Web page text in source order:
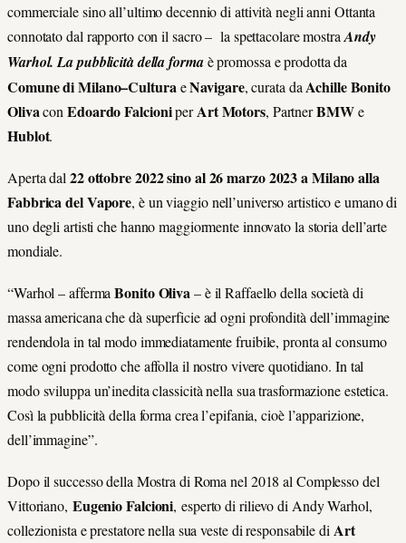
commerciale sino all’ultimo decennio di attività negli anni Ottanta
connotato dal rapporto con il sacro – la spettacolare mostra Andy
Warhol. La pubblicità della formaè promossa e prodotta da
Comunedi Milano–CulturaeNavigare, curata da Achille Bonito
Olivacon Edoardo FalcioniperArt Motors, PartnerBMWe
Hublot.
Aperta dal 22 ottobre 2022 sino al 26 marzo 2023 a Milano alla
Fabbrica del Vapore, è un viaggio nell’universo artistico e umano di
uno degli artisti che hanno maggiormente innovato la storia dell’arte
mondiale.
“Warhol – affermaBonito Oliva– è il Raffaello della società di
massa americana che dà superficie ad ogni profondità dell’immagine
rendendola in tal modo immediatamente fruibile, pronta al consumo
come ogni prodotto che affolla il nostro vivere quotidiano. In tal
modo sviluppa un’inedita classicità nella sua trasformazione estetica.
Così la pubblicità della forma crea l’epifania, cioè l’apparizione,
dell’immagine”.
Dopo il successo della Mostra di Roma nel 2018 al Complesso del
Vittoriano, Eugenio Falcioni, esperto di rilievo di Andy Warhol,
collezionista e prestatore nella sua veste di responsabile diArt